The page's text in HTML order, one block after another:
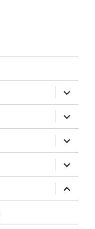
ouvrir
le
sous-
menu
ouvrir
le
sous-
menu
ouvrir
le
sous-
menu
ouvrir
le
sous-
menu
ouvrir
le
sous-